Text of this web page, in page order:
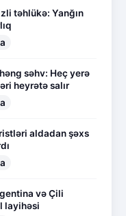
təhlükə: Yanğın
səhv: Heç yerə
heyrətə salır
aldadan şəxs
və Çili
layihəsi